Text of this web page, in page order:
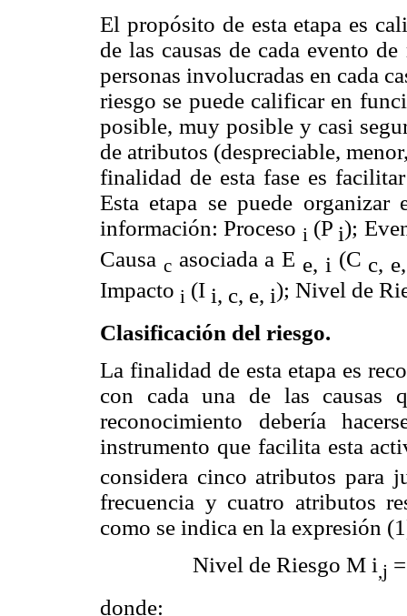
El propósito de esta etapa es
de las causas de cada evento
personas involucradas en cada
riesgo se puede calificar en
posible, muy posible y casi
de atributos (despreciable,
finalidad de esta fase es
Esta etapa se puede
información: Proceso i (P i);
Causa c asociada a E e, i (C c,
Impacto i (I i, c, e, i); Nivel de
Clasificación del riesgo.
La finalidad de esta etapa es
con cada una de las causas
reconocimiento debería
instrumento que facilita esta
considera cinco atributos para
frecuencia y cuatro atributos
como se indica en la expresión
Nivel de Riesgo M i,j
donde: